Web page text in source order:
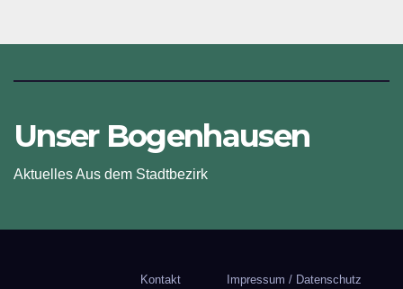
Unser Bogenhausen
Aktuelles Aus dem Stadtbezirk
Kontakt Impressum / Datenschutz